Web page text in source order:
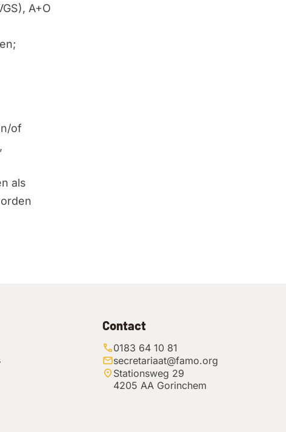
A+O
of
als
Contact
0183 64 10 81
secretariaat@famo.org
Stationsweg 29
4205 AA Gorinchem